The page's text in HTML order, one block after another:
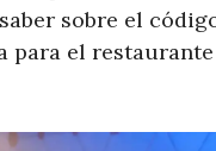
sobre el
para el